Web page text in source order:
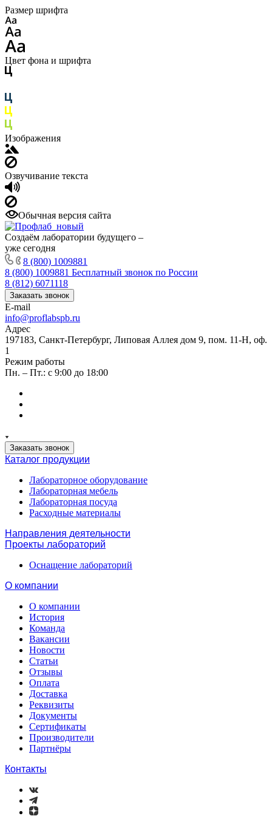
Размер шрифта
Цвет фона и шрифта
Изображения
Озвучивание текста
Обычная версия сайта
Создаём лаборатории будущего –
уже сегодня
8 (800) 1009881
8 (800) 1009881 Бесплатный звонок по России
8 (812) 6071118
Заказать звонок
E-mail
info@proflabspb.ru
Адрес
197183, Санкт-Петербург, Липовая Аллея дом 9, пом. 11-Н, оф.
1
Режим работы
Пн. – Пт.: с 9:00 до 18:00
Заказать звонок
Каталог продукции
Лабораторное оборудование
Лабораторная мебель
Лабораторная посуда
Расходные материалы
Направления деятельности
Проекты лабораторий
Оснащение лабораторий
О компании
О компании
История
Команда
Вакансии
Новости
Статьи
Отзывы
Оплата
Доставка
Реквизиты
Документы
Сертификаты
Производители
Партнёры
Контакты